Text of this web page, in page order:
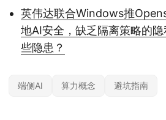
英伟达联合Windows推
地AI安全，缺乏隔离策略的
些隐患？
端侧AI 算力概念 避坑指南